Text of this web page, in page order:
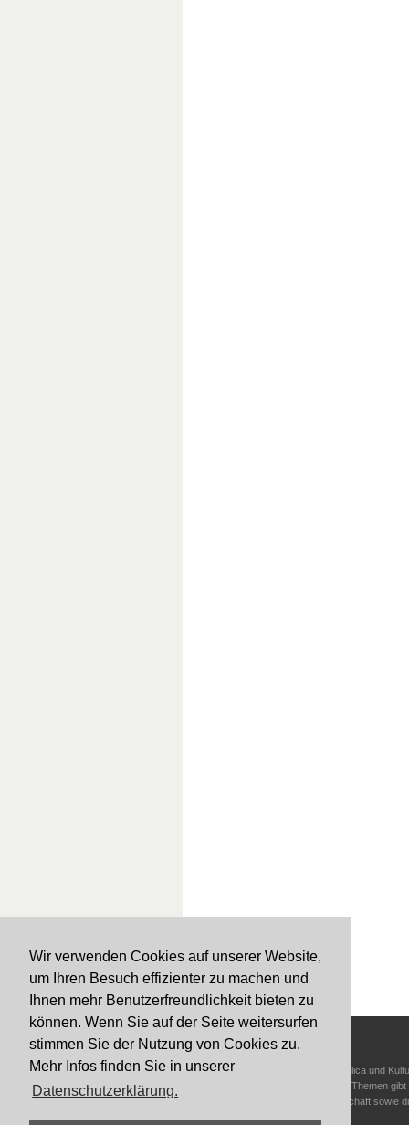
Wir verwenden Cookies auf unserer Website,
um Ihren Besuch effizienter zu machen und
Ihnen mehr Benutzerfreundlichkeit bieten zu
können. Wenn Sie auf der Seite weitersurfen
stimmen Sie der Nutzung von Cookies zu.
Mehr Infos finden Sie in unserer
Datenschutzerklärung.
Nach oben
DER CONTEXT VERLAG
Der context verlag Augsburg | Nürnberg befasst sich vorrangig mit Regionalica und
Oberallgäu und Mittelfranken. Zu diesen Schwerpunkten sowie zu weiteren Themen
Magazine heraus. Themenschwerpunkte sind aktuell Wasser- und Alpwirtschaft sowie